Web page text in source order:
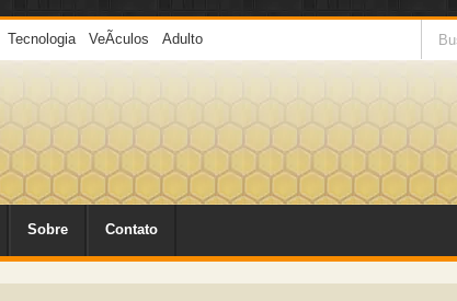
Tecnologia VeÃ­culos Adulto
Sobre Contato